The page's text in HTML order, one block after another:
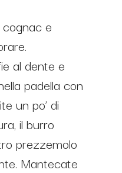
e
al dente e
padella con
un po’ di
il burro
prezzemolo
Mantecate